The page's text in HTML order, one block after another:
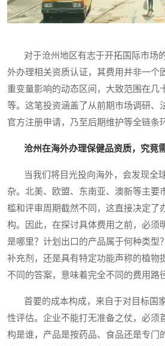
对于沧州地区有志于开拓国际市场
外办理相关资质认证，其费用并非一个
重变量影响的动态区间，大致范围在几
等。这笔投资涵盖了从前期市场调研、
官方注册申请，乃至后期维护等全链条
沧州在海外办理保健品资质，究竟
当我们将目光投向海外，会发现全
杂。北美、欧盟、东南亚、澳新等主要
槛和评审周期截然不同，这直接决定了
构。因此，在探讨具体费用之前，必须
是哪里？计划出口的产品属于何种类型
补充剂，还是具有特定功能声称的植物
不同的答案，意味着完全不同的费用路
首要的成本构成，来自于对目标国
性评估。企业不能打无准备之仗，必须
构是谁，产品是按药品、食品还是专门